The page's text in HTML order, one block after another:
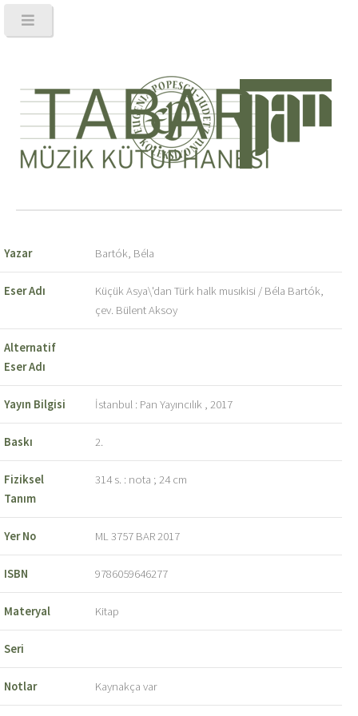
Yazar Bartók, Béla
Eser Adı
Küçük Asya\'dan Türk halk musıkisi / Béla Bartók,
çev. Bülent Aksoy
Alternatif
Eser Adı
Yayın Bilgisi İstanbul : Pan Yayıncılık , 2017
Baskı 2.
Fiziksel
Tanım
314 s. : nota ; 24 cm
Yer No ML 3757 BAR 2017
ISBN 9786059646277
Materyal Kitap
Seri
Notlar Kaynakça var